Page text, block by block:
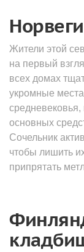
Жители этой
на первый
всех домах
укромные
средневековья,
основных
Сочельник
чтобы лишить
припрятать